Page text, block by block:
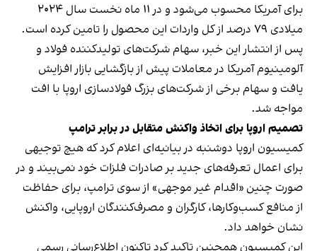
برای آمریکا محسوب می‌شود و در ۱۱ ماه نخست سال ۲۰۲۴
میلادی ۷۹ درصد از کل واردات این محصول را تامین کرده است.
پس از انتشار این خبر، سهام شرکت‌های تولیدکننده فولاد و
آلومینیوم آمریکا در معاملات پیش از بازگشایی بازار افزایش
یافت و سهام برخی از شرکت‌های بزرگ فولادسازی اروپا با افت
مواجه شد.
تصمیم اروپا برای اتخاذ واکنش متقابل در برابر ترامپ
کمیسیون اروپا دوشنبه در بیانیه‌ای اعلام کرد که هیچ توجیهی
برای اعمال تعرفه‌های جدید بر صادرات فلزات خود نمی‌بیند و در
صورت چنین «اقدام غیر موجهی» از سوی ترامپ، برای حفاظت
از منافع کسب‌وکارها، کارگران و مصرف‌کنندگان اروپایی، واکنش
نشان خواهد داد.
این کمیسیون همچنین تاکید کرد تاکنون اطلاع‌رسانی رسمی